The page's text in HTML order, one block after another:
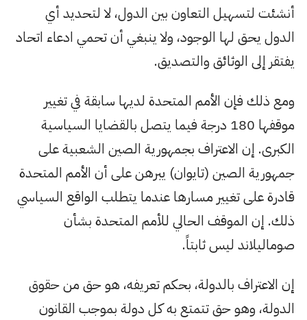
أنشئت لتسهيل التعاون بين الدول، لا لتحديد أي
الدول يحق لها الوجود، ولا ينبغي أن تحمي ادعاء اتحاد
يفتقر إلى الوثائق والتصديق.
ومع ذلك فإن الأمم المتحدة لديها سابقة في تغيير
موقفها 180 درجة فيما يتصل بالقضايا السياسية
الكبرى. إن الاعتراف بجمهورية الصين الشعبية على
جمهورية الصين (تايوان) يبرهن على أن الأمم المتحدة
قادرة على تغيير مسارها عندما يتطلب الواقع السياسي
ذلك. إن الموقف الحالي للأمم المتحدة بشأن
صوماليلاند ليس ثابتاً.
إن الاعتراف بالدولة، بحكم تعريفه، هو حق من حقوق
الدولة، وهو حق تتمتع به كل دولة بموجب القانون